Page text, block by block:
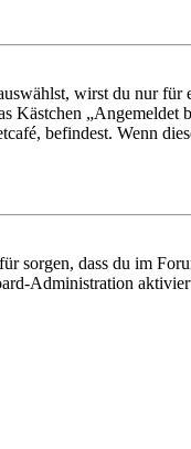
wirst du nur
Kästchen
befindest. Wenn
sorgen, dass du im
Administration